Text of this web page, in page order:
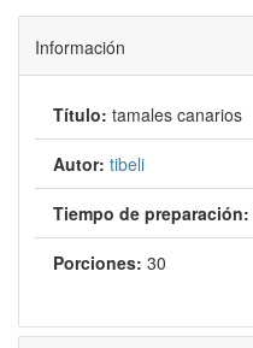
Información
Título: tamales canarios
Autor: tibeli
Tiempo de preparación:
Porciones: 30